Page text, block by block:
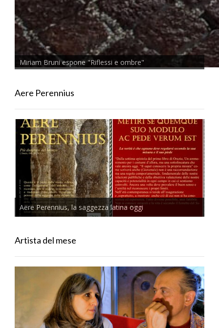
Miriam Bruni espone "Riflessi e ombre"
Aere Perennius
Aere Perennius, la saggezza latina oggi
Artista del mese